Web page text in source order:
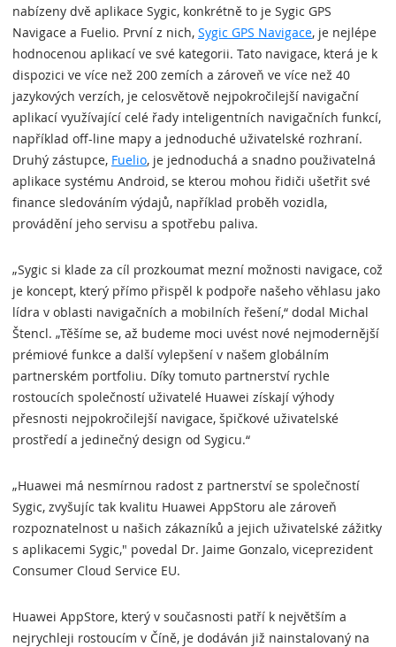
nabízeny dvě aplikace Sygic, konkrétně to je Sygic GPS
Navigace a Fuelio. První z nich, Sygic GPS Navigace, je nejlépe
hodnocenou aplikací ve své kategorii. Tato navigace, která je k
dispozici ve více než 200 zemích a zároveň ve více než 40
jazykových verzích, je celosvětově nejpokročilejší navigační
aplikací využívající celé řady inteligentních navigačních funkcí,
například off-line mapy a jednoduché uživatelské rozhraní.
Druhý zástupce, Fuelio, je jednoduchá a snadno použivatelná
aplikace systému Android, se kterou mohou řidiči ušetřit své
finance sledováním výdajů, například proběh vozidla,
provádění jeho servisu a spotřebu paliva.
„Sygic si klade za cíl prozkoumat mezní možnosti navigace, což
je koncept, který přímo přispěl k podpoře našeho věhlasu jako
lídra v oblasti navigačních a mobilních řešení,“ dodal Michal
Štencl. „Těšíme se, až budeme moci uvést nové nejmodernější
prémiové funkce a další vylepšení v našem globálním
partnerském portfoliu. Díky tomuto partnerství rychle
rostoucích společností uživatelé Huawei získají výhody
přesnosti nejpokročilejší navigace, špičkové uživatelské
prostředí a jedinečný design od Sygicu.“
„Huawei má nesmírnou radost z partnerství se společností
Sygic, zvyšujíc tak kvalitu Huawei AppStoru ale zároveň
rozpoznatelnost u našich zákazníků a jejich uživatelské zážitky
s aplikacemi Sygic," povedal Dr. Jaime Gonzalo, viceprezident
Consumer Cloud Service EU.
Huawei AppStore, který v současnosti patří k největším a
nejrychleji rostoucím v Číně, je dodáván již nainstalovaný na